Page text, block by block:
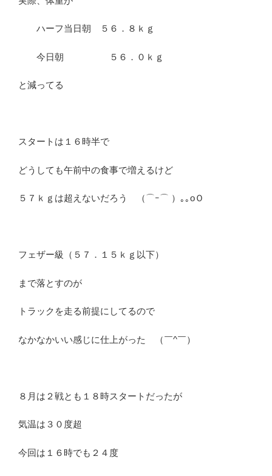
ハーフ当日朝 ５６．８ｋｇ
今日朝 ５６．０ｋｇ
と減ってる
スタートは１６時半で
どうしても午前中の食事で増えるけど
５７ｋｇは超えないだろう （⌒ｰ⌒ ）｡｡oＯ
フェザー級（５７．１５ｋｇ以下）
まで落とすのが
トラックを走る前提にしてるので
なかなかいい感じに仕上がった （￣^￣）
８月は２戦とも１８時スタートだったが
気温は３０度超
今回は１６時でも２４度